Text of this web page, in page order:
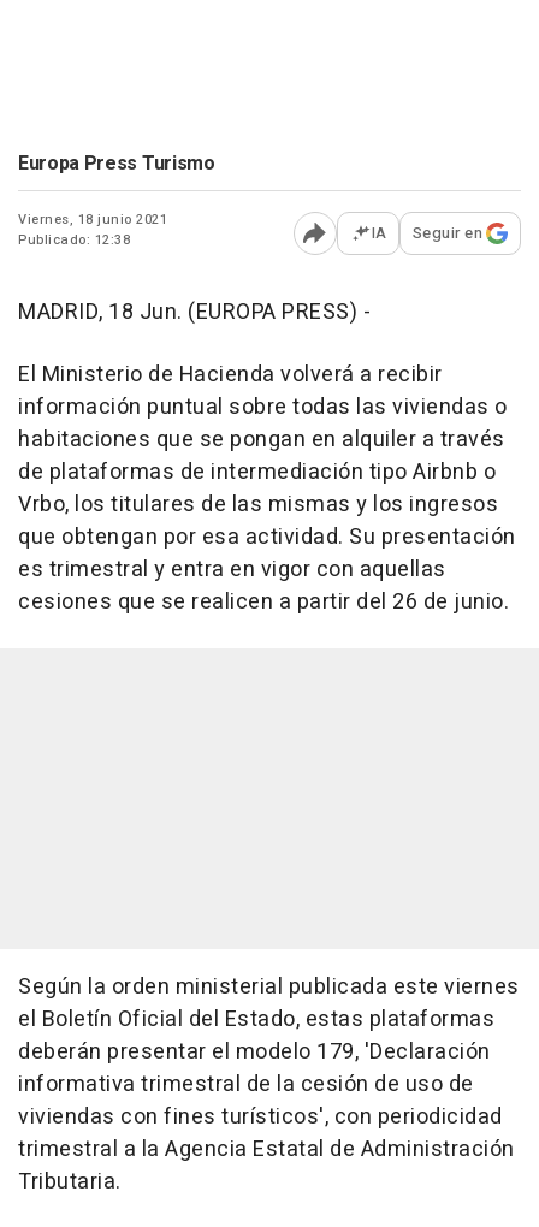
Europa Press Turismo
Viernes, 18 junio 2021
Publicado: 12:38
Abrir opciones para
IA Seguir en
MADRID, 18 Jun. (EUROPA PRESS) -
El Ministerio de Hacienda volverá a recibir
información puntual sobre todas las viviendas o
habitaciones que se pongan en alquiler a través
de plataformas de intermediación tipo Airbnb o
Vrbo, los titulares de las mismas y los ingresos
que obtengan por esa actividad. Su presentación
es trimestral y entra en vigor con aquellas
cesiones que se realicen a partir del 26 de junio.
Según la orden ministerial publicada este viernes
el Boletín Oficial del Estado, estas plataformas
deberán presentar el modelo 179, 'Declaración
informativa trimestral de la cesión de uso de
viviendas con fines turísticos', con periodicidad
trimestral a la Agencia Estatal de Administración
Tributaria.